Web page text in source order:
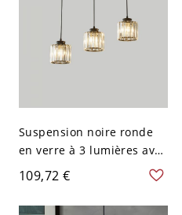
Suspension noire ronde
en verre à 3 lumières avec
rosace linéaire, luminaire
de plafond moderne pour
îlot de cuisine, longueur
109,72 €